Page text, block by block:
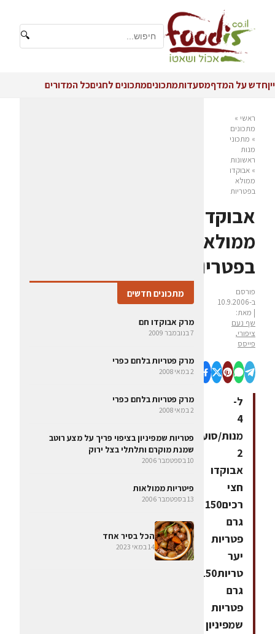
🔍
ייןחדש על המדףמסעדותמתכוניםמתכונים לחגיםכל המדורים
ראשי »
מתכונים
» מתכוני
מנות
ראשונות
» אבוקדו
ממולא
בפטריות
אבוקדו
ממולא
בפטריות
פורסם
ב-10.9.2006
| מאת:
שף נעם
ציפורי,
פייסס
ל-
4
מנות/סועדיםחומרים:
2
אבוקדו
חצי
רכים150
גרם
פטריות
יער
טריות150
גרם
פטריות
שמפיניון
מתכונים חדשים
מרק אבוקדו חם
7 בנובמבר 2009
מרק פטריות בלחם כפרי
2 במאי 2008
מרק פטריות בלחם כפרי
2 במאי 2008
פטריות שמפיניון בציפוי פריך על מצע רוטב
שמנת מוקרם ותלתלי בצל ירוק
10 בספטמבר 2006
פיטריות ממולאות
13 בספטמבר 2006
הכל בסיר אחד
14 במאי 2023